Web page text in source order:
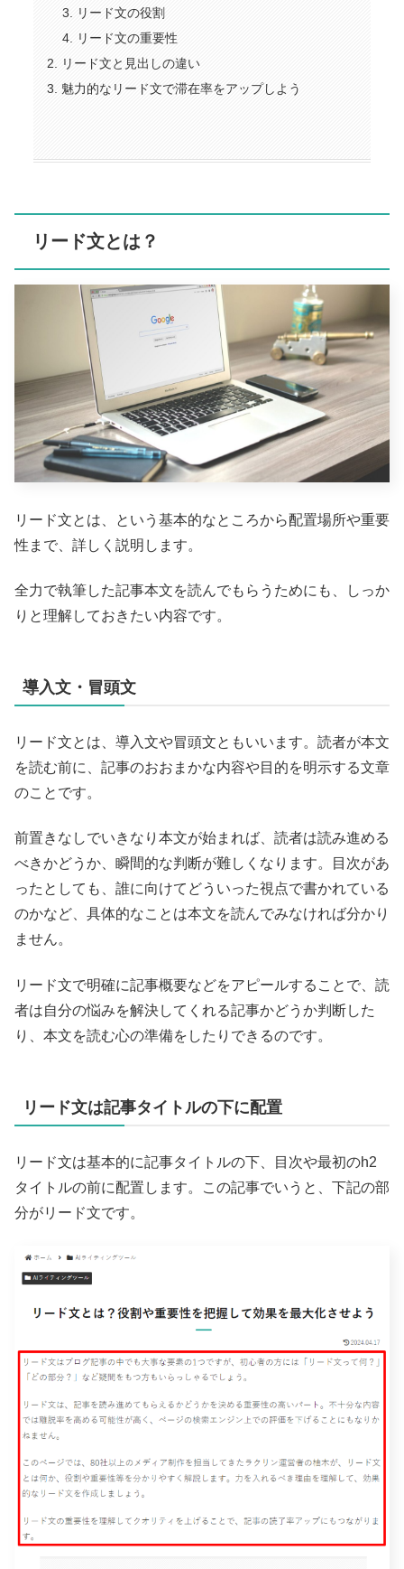
リード文の役割
リード文の重要性
リード文と見出しの違い
魅力的なリード文で滞在率をアップしよう
リード文とは？
リード文とは、という基本的なところから配置場所や重要
性まで、詳しく説明します。
全力で執筆した記事本文を読んでもらうためにも、しっか
りと理解しておきたい内容です。
導入文・冒頭文
リード文とは、導入文や冒頭文ともいいます。読者が本文
を読む前に、記事のおおまかな内容や目的を明示する文章
のことです。
前置きなしでいきなり本文が始まれば、読者は読み進める
べきかどうか、瞬間的な判断が難しくなります。目次があ
ったとしても、誰に向けてどういった視点で書かれている
のかなど、具体的なことは本文を読んでみなければ分かり
ません。
リード文で明確に記事概要などをアピールすることで、読
者は自分の悩みを解決してくれる記事かどうか判断した
り、本文を読む心の準備をしたりできるのです。
リード文は記事タイトルの下に配置
リード文は基本的に記事タイトルの下、目次や最初のh2
タイトルの前に配置します。この記事でいうと、下記の部
分がリード文です。